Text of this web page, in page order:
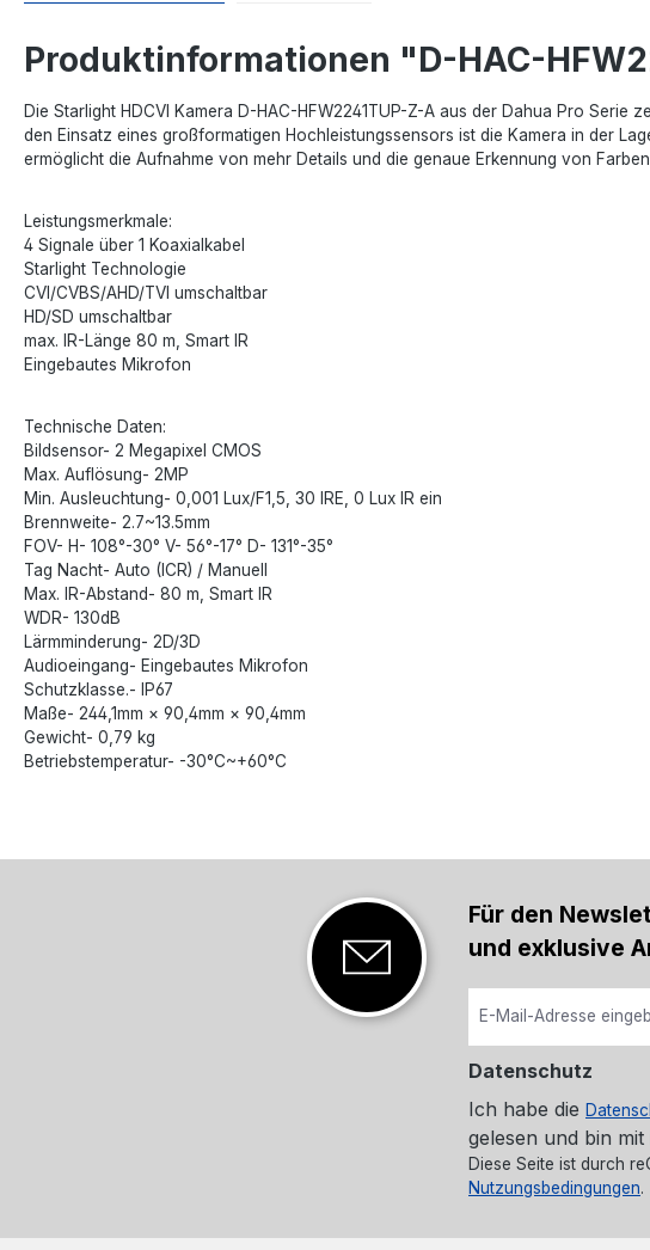
Produktinformationen "D-HAC-
Die Starlight HDCVI Kamera D-HAC-HFW2241TUP-Z-A aus der Dahua Pro
den Einsatz eines großformatigen Hochleistungssensors ist die Kamera in der
ermöglicht die Aufnahme von mehr Details und die genaue Erkennung von
Leistungsmerkmale:
4 Signale über 1 Koaxialkabel
Starlight Technologie
CVI/CVBS/AHD/TVI umschaltbar
HD/SD umschaltbar
max. IR-Länge 80 m, Smart IR
Eingebautes Mikrofon
Technische Daten:
Bildsensor- 2 Megapixel CMOS
Max. Auflösung- 2MP
Min. Ausleuchtung- 0,001 Lux/F1,5, 30 IRE, 0 Lux IR ein
Brennweite- 2.7~13.5mm
FOV- H- 108°-30° V- 56°-17° D- 131°-35°
Tag Nacht- Auto (ICR) / Manuell
Max. IR-Abstand- 80 m, Smart IR
WDR- 130dB
Lärmminderung- 2D/3D
Audioeingang- Eingebautes Mikrofon
Schutzklasse.- IP67
Maße- 244,1mm × 90,4mm × 90,4mm
Gewicht- 0,79 kg
Betriebstemperatur- -30°C~+60°C
Für den
und exklusive
Datenschutz
Ich habe die
gelesen und bin
Diese Seite ist durch
Nutzungsbedingungen.